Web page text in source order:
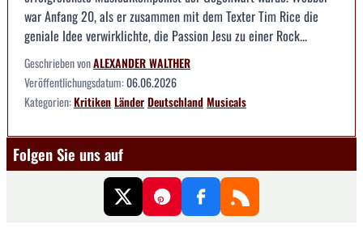
war Anfang 20, als er zusammen mit dem Texter Tim Rice die
geniale Idee verwirklichte, die Passion Jesu zu einer Rock...
Geschrieben vonALEXANDER WALTHER
Veröffentlichungsdatum:06.06.2026
Kategorien:KritikenLänderDeutschlandMusicals
Folgen Sie uns auf